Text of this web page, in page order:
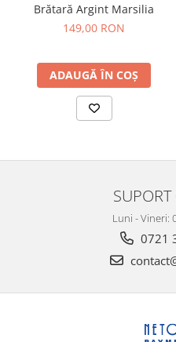
Brătară Argint Marsilia
149,00 RON
ADAUGĂ ÎN COȘ
SUPORT
Luni - Vineri:
0721